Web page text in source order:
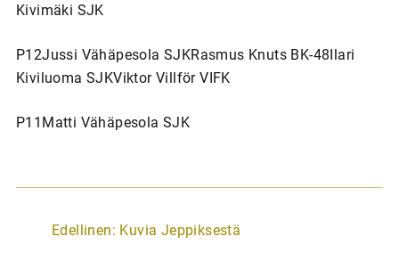
Kivimäki SJK
P12Jussi Vähäpesola SJKRasmus Knuts BK-48Ilari
Kiviluoma SJKViktor Villför VIFK
P11Matti Vähäpesola SJK
A
Edellinen: Kuvia Jeppiksestä